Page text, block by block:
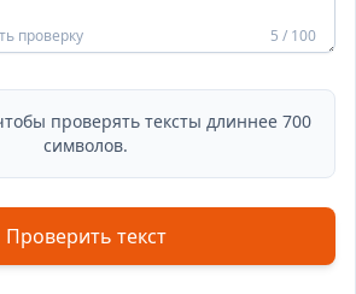
проверку 5 / 100
проверять тексты длиннее 700
символов.
Проверить текст